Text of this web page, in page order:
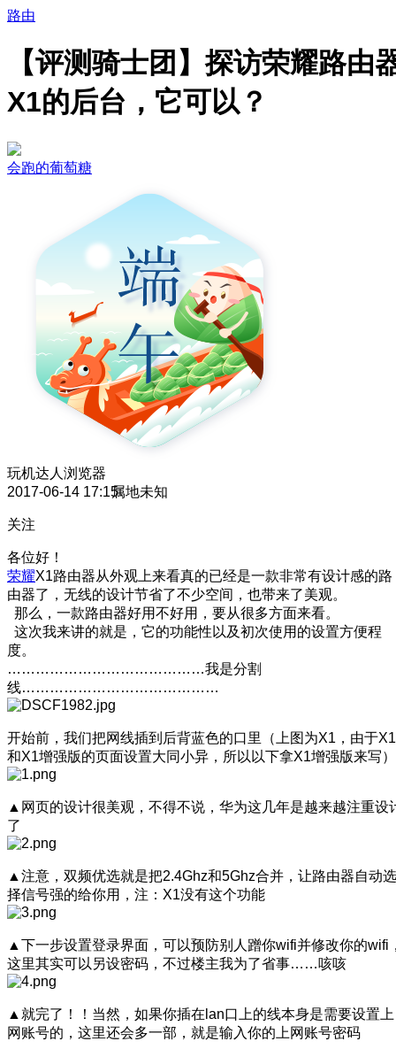
路由
【评测骑士团】探访荣耀路由
X1的后台，它可以？
会跑的葡萄糖
玩机达人 浏览器
2017-06-14 17:15属地未知
关注
各位好！
荣耀X1路由器从外观上来看真的已经是一款非常有设计感的路
由器了，无线的设计节省了不少空间，也带来了美观。
那么，一款路由器好用不好用，要从很多方面来看。
这次我来讲的就是，它的功能性以及初次使用的设置方便程
度。
……………………………………我是分割
线……………………………………
开始前，我们把网线插到后背蓝色的口里（上图为X1，由于X1
和X1增强版的页面设置大同小异，所以以下拿X1增强版来写）
▲网页的设计很美观，不得不说，华为这几年是越来越注重设
了
▲注意，双频优选就是把2.4Ghz和5Ghz合并，让路由器自动选
择信号强的给你用，注：X1没有这个功能
▲下一步设置登录界面，可以预防别人蹭你wifi并修改你的wifi
这里其实可以另设密码，不过楼主我为了省事……咳咳
▲就完了！！当然，如果你插在lan口上的线本身是需要设置上
网账号的，这里还会多一部，就是输入你的上网账号密码